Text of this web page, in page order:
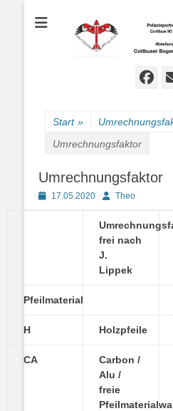
Bogenschießen in Cottbus
Start »
Umrechnungsfaktor
Umrechnungsfaktor
Posted17.05.2020 AutorTheo
frei nach
J.
Lippek
Pfeilmaterial
H Holzpfeile
CA
Carbon /
Alu /
freie